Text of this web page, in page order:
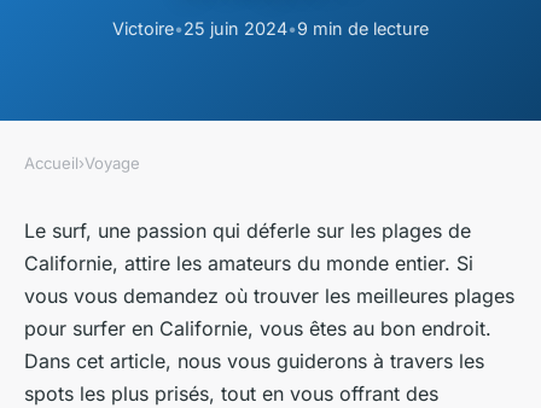
Victoire•25 juin 2024•9 min de lecture
Accueil›Voyage
Le surf, une passion qui déferle sur les plages de
Californie, attire les amateurs du monde entier. Si
vous vous demandez où trouver les meilleures plages
pour surfer en Californie, vous êtes au bon endroit.
Dans cet article, nous vous guiderons à travers les
spots les plus prisés, tout en vous offrant des